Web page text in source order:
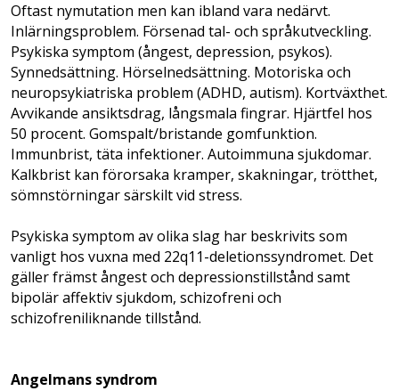
Oftast nymutation men kan ibland vara nedärvt.
Inlärningsproblem. Försenad tal- och språkutveckling.
Psykiska symptom (ångest, depression, psykos).
Synnedsättning. Hörselnedsättning. Motoriska och
neuropsykiatriska problem (ADHD, autism). Kortväxthet.
Avvikande ansiktsdrag, långsmala fingrar. Hjärtfel hos
50 procent. Gomspalt/bristande gomfunktion.
Immunbrist, täta infektioner. Autoimmuna sjukdomar.
Kalkbrist kan förorsaka kramper, skakningar, trötthet,
sömnstörningar särskilt vid stress.
Psykiska symptom av olika slag har beskrivits som
vanligt hos vuxna med 22q11-deletionssyndromet. Det
gäller främst ångest och depressionstillstånd samt
bipolär affektiv sjukdom, schizofreni och
schizofreniliknande tillstånd.
Angelmans syndrom